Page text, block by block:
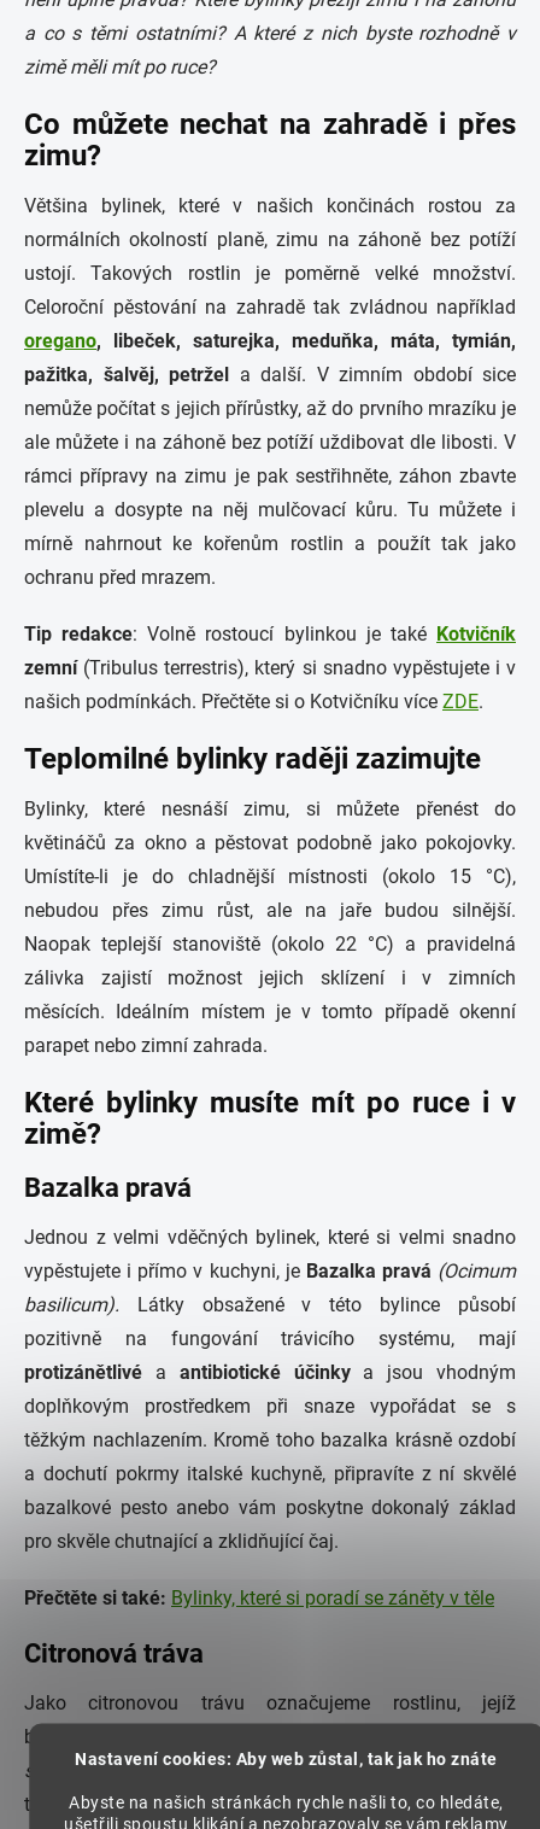
Nastavení cookies: Aby web zůstal, tak jak ho znáte
Abyste na našich stránkách rychle našli to, co hledáte,
ušetřili spoustu klikání a nezobrazovaly se vám reklamy
a co s těmi ostatními? A které z nich byste rozhodně v
zimě měli mít po ruce?
Co můžete nechat na zahradě i přes
zimu?
Většina bylinek, které v našich končinách rostou za
normálních okolností planě, zimu na záhoně bez potíží
ustojí. Takových rostlin je poměrně velké množství.
Celoroční pěstování na zahradě tak zvládnou například
oregano, libeček, saturejka, meduňka, máta, tymián,
pažitka, šalvěj, petržel
a další. V zimním období sice
nemůže počítat s jejich přírůstky, až do prvního mrazíku je
ale můžete i na záhoně bez potíží uždibovat dle libosti. V
rámci přípravy na zimu je pak sestřihněte, záhon zbavte
plevelu a dosypte na něj mulčovací kůru. Tu můžete i
mírně nahrnout ke kořenům rostlin a použít tak jako
ochranu před mrazem.
Tip redakce: Volně rostoucí bylinkou je také Kotvičník
zemní(Tribulus terrestris), který si snadno vypěstujete i v
našich podmínkách. Přečtěte si o Kotvičníku více ZDE.
Teplomilné bylinky raději zazimujte
Bylinky, které nesnáší zimu, si můžete přenést do
květináčů za okno a pěstovat podobně jako pokojovky.
Umístíte-li je do chladnější místnosti (okolo 15 °C),
nebudou přes zimu růst, ale na jaře budou silnější.
Naopak teplejší stanoviště (okolo 22 °C) a pravidelná
zálivka zajistí možnost jejich sklízení i v zimních
měsících. Ideálním místem je v tomto případě okenní
parapet nebo zimní zahrada.
Které bylinky musíte mít po ruce i v
zimě?
Bazalka pravá
Jednou z velmi vděčných bylinek, které si velmi snadno
vypěstujete i přímo v kuchyni, je Bazalka pravá (Ocimum
basilicum). Látky obsažené v této bylince působí
pozitivně na fungování trávicího systému, mají
protizánětlivé a antibiotické účinkya jsou vhodným
doplňkovým prostředkem při snaze vypořádat se s
těžkým nachlazením. Kromě toho bazalka krásně ozdobí
a dochutí pokrmy italské kuchyně, připravíte z ní skvělé
bazalkové pesto anebo vám poskytne dokonalý základ
pro skvěle chutnající a zklidňující čaj.
Přečtěte si také: Bylinky, které si poradí se záněty v těle
Citronová tráva
Jako citronovou trávu označujeme rostlinu, jejíž
botanický název zní
stratus).Jde o jednu z nejčastěji užívaných bylinek
thajské, ale i čínské kuchyně. Její příjemnou lahodnou